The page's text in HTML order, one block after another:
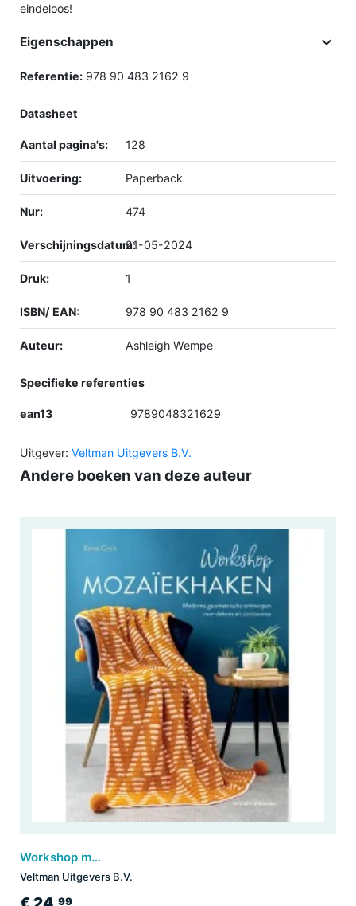
eindeloos!
Eigenschappen 
Referentie: 978 90 483 2162 9
Datasheet
Aantal pagina's: 128
Uitvoering: Paperback
Nur: 474
Verschijningsdatum:21-05-2024
Druk: 1
ISBN/ EAN: 978 90 483 2162 9
Auteur: Ashleigh Wempe
Specifieke referenties
ean13 9789048321629
Uitgever: Veltman Uitgevers B.V.
Andere boeken van deze auteur
Workshop mozaïekhaken
Veltman Uitgevers B.V.
99